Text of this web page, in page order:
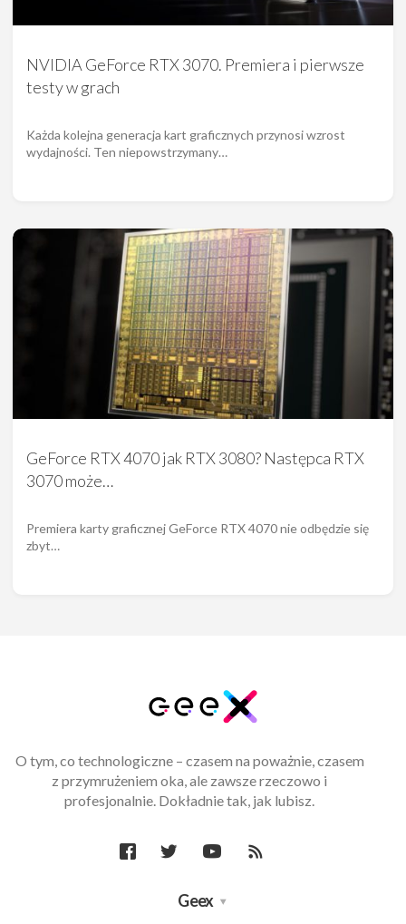
NVIDIA GeForce RTX 3070. Premiera i pierwsze
testy w grach
Każda kolejna generacja kart graficznych przynosi wzrost
wydajności. Ten niepowstrzymany…
GeForce RTX 4070 jak RTX 3080? Następca RTX
3070 może…
Premiera karty graficznej GeForce RTX 4070 nie odbędzie się
zbyt…
O tym, co technologiczne – czasem na poważnie, czasem
z przymrużeniem oka, ale zawsze rzeczowo i
profesjonalnie. Dokładnie tak, jak lubisz.
Geex